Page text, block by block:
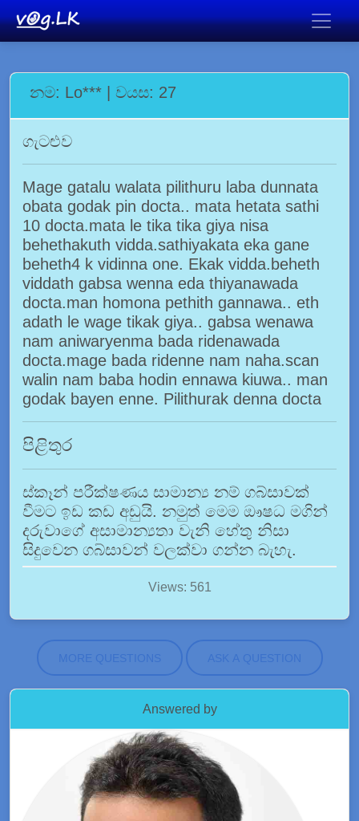
නම: Lo*** | වයස: 27
ගැටළුව
Mage gatalu walata pilithuru laba dunnata
obata godak pin docta.. mata hetata sathi
10 docta.mata le tika tika giya nisa
behethakuth vidda.sathiyakata eka gane
beheth4 k vidinna one. Ekak vidda.beheth
viddath gabsa wenna eda thiyanawada
docta.man homona pethith gannawa.. eth
adath le wage tikak giya.. gabsa wenawa
nam aniwaryenma bada ridenawada
docta.mage bada ridenne nam naha.scan
walin nam baba hodin ennawa kiuwa.. man
godak bayen enne. Pilithurak denna docta
පිළිතුර
ස්කෑන් පරීක්ෂණය සාමාන්‍ය නම් ගබ්සාවක්
වීමට ඉඩ කඩ අඩුයි. නමුත් මෙම ඖෂධ මගින්
දරුවාගේ අසාමාන්‍යතා වැනි හේතු නිසා
සිදුවෙන ගබ්සාවන් වලක්වා ගන්න බැහැ.
Views: 561
MORE QUESTIONS ASK A QUESTION
Answered by